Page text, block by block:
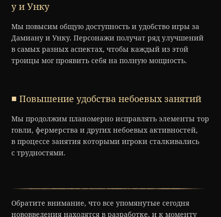
у и Унку
Мы повысим общую доступность и удобство игры за
Дамиану и Унку. Персонажи получат ряд улучшений
в самых разных аспектах, чтобы каждый из этой
троицы мог проявить себя на полную мощность.
■ Повышение удобства небоевых занятий
Мы продолжим планомерно исправлять элементы тор
говли, фермерства и других небоевых активностей,
в процессе занятия которыми игроки сталкивались
с трудностями.
Обратите внимание, что все упомянутые сегодня
нововведения находятся в разработке, и к моменту